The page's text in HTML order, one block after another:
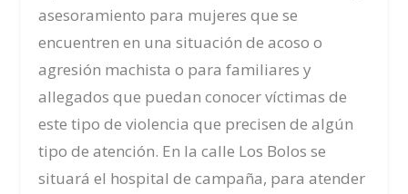
asesoramiento para mujeres que se
encuentren en una situación de acoso o
agresión machista o para familiares y
allegados que puedan conocer víctimas de
este tipo de violencia que precisen de algún
tipo de atención. En la calle Los Bolos se
situará el hospital de campaña, para atender